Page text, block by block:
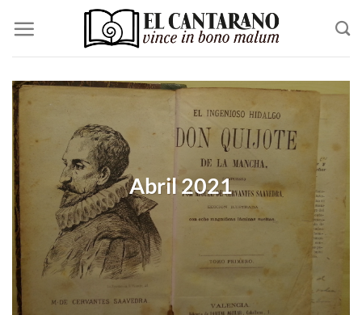
contenido
Abril 2021